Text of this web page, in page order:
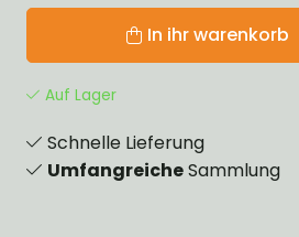
In ihr warenkorb
Auf Lager
Schnelle Lieferung
UmfangreicheSammlung